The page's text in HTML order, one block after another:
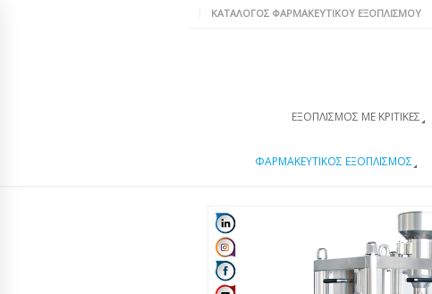
ΚΑΤΆΛΟΓΟΣ ΦΑΡΜΑΚΕΥΤΙΚΟΎ ΕΞΟΠΛΙΣΜΟΎ
ΕΞΟΠΛΙΣΜΌΣ ΜΕ ΚΡΙΤΙΚΈΣ
ΦΑΡΜΑΚΕΥΤΙΚΌΣ ΕΞΟΠΛΙΣΜΌΣ